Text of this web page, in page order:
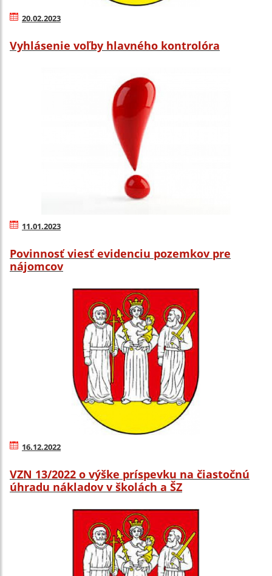
20.02.2023
Vyhlásenie voľby hlavného kontrolóra
11.01.2023
Povinnosť viesť evidenciu pozemkov pre
nájomcov
16.12.2022
VZN 13/2022 o výške príspevku na čiastočnú
úhradu nákladov v školách a ŠZ